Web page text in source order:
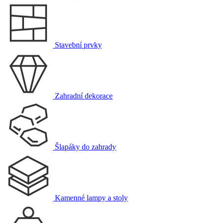
Stavební prvky
Zahradní dekorace
Šlapáky do zahrady
Kamenné lampy a stoly